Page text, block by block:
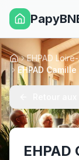
AccueilEHPAD
EHPAD
EHPAD